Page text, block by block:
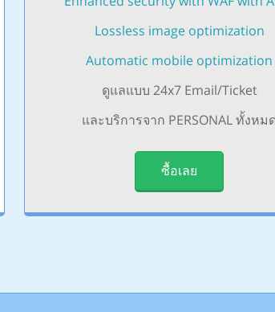
Lossless image optimization
Automatic mobile optimization
ดูแลแบบ 24x7 Email/Ticket
และบริการจาก PERSONAL ทั้งหมด
ซื้อเลย